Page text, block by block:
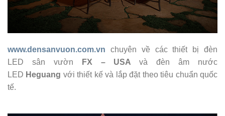
www.densanvuon.com.vn
chuyên về các thiết bị đèn
LED sân vườn
FX – USAvà đèn âm nước
LED Heguang với thiết kế và lắp đặt theo tiêu chuẩn quốc
tế.